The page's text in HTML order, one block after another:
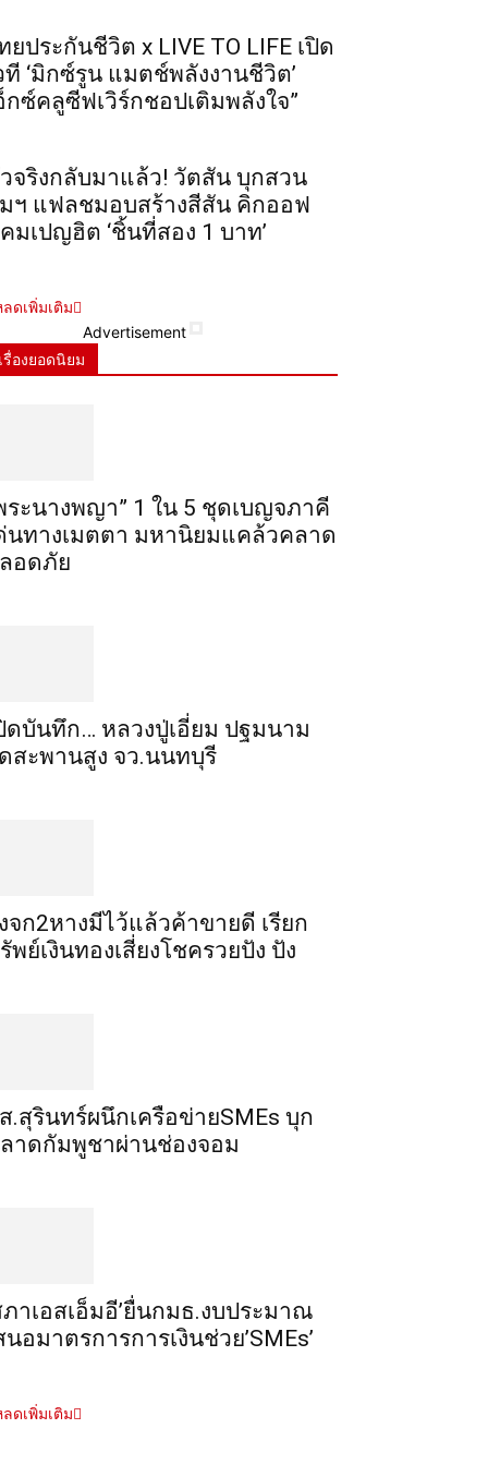
ยประกันชีวิต x LIVE TO LIFE เปิด
ที ‘มิกซ์รูน แมตช์พลังงานชีวิต’
กซ์คลูซีฟเวิร์กชอปเติมพลังใจ”
จริงกลับมาแล้ว! วัตสัน บุกสวน
ฯ แฟลชมอบสร้างสีสัน คิกออฟ
มเปญฮิต ‘ชิ้นที่สอง 1 บาท’
ดเพิ่มเติม
Advertisement
เรื่องยอดนิยม
ระ​นาง​พญา” 1 ใน 5​ ชุดเบญจ​ภาคี​
นทางเมตตา​ มหา​นิยม​แคล้วคลาด​
อดภัย​
ดบันทึก… หลวงปู่เอี่ยม ​ปฐม​นาม​
สะพานสูง​ จว.นนทบุรี
จก​2​หาง​มีไว้แล้ว​ค้าขาย​ดี​ เรียก​
พย์เงินทอง​เสี่ยงโชค​รวยปัง​ ปัง​
.สุรินทร์ผนึกเครือข่ายSMEs บุก
าดกัมพูชาผ่านช่องจอม
ภาเอสเอ็มอี’ยื่นกมธ.งบประมาณ
นอมาตรการการเงินช่วย’SMEs’
ดเพิ่มเติม